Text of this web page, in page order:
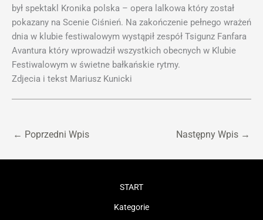
był spektakl Kronika polska – opera lalkowa który został
pokazany na Scenie Ciśnień. Na zakończenie pełnego wrażeń
dnia w klubie festiwalowym wystąpił zespół Tsigunz Fanfara
Avantura który wprowadził wszystkich obecnych w Klubie
Festiwalowym w świetne bałkańskie rytmy.
Zdjecia i tekst Mariusz Kunicki
← Poprzedni Wpis Następny Wpis →
START
Kategorie